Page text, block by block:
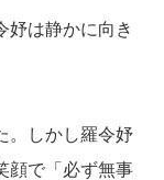
妤は静かに向き
。しかし羅令妤
顔で「必ず無事